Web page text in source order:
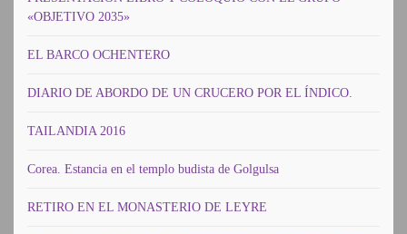
«OBJETIVO 2035»
EL BARCO OCHENTERO
DIARIO DE ABORDO DE UN CRUCERO POR EL ÍNDICO.
TAILANDIA 2016
Corea. Estancia en el templo budista de Golgulsa
RETIRO EN EL MONASTERIO DE LEYRE